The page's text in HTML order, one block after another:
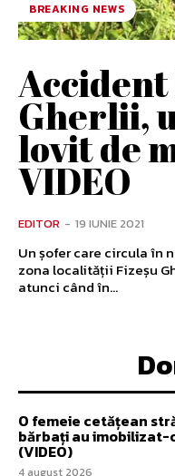
BREAKING NEWS
Accident
Gherlii,
lovit de
VIDEO
EDITOR - 19 IUNIE 2021
Un șofer care circula în
zona localității Fizeșu
atunci când în...
O femeie cetățean
bărbați au imobilizat-
(VIDEO)